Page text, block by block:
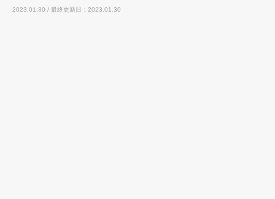
2023.01.30 / 最終更新日：2023.01.30